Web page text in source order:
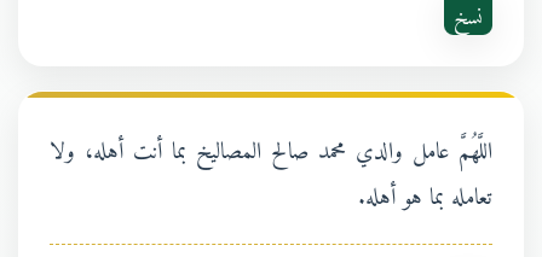
نسخ
اللَّهُمَّ عامل والدي محمد صالح المصاليخ بما أنت أهله، ولا
تعامله بما هو أهله.